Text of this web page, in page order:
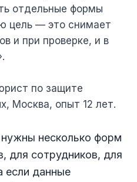
отдельные формы
цель — это снимает
и при проверке, и в
по защите
Москва, опыт 12 лет.
несколько форм
для сотрудников, для
если данные